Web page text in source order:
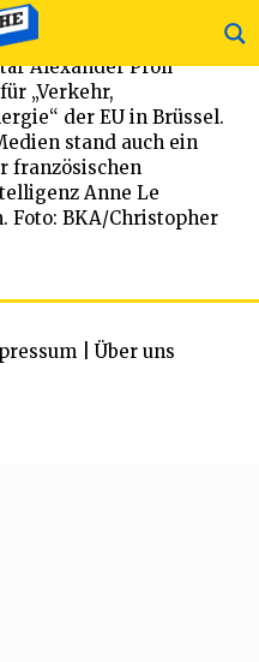
Alexander Pröll
„Verkehr,
der EU in Brüssel.
stand auch ein
französischen
Anne Le
Foto: BKA/Christopher
Über uns